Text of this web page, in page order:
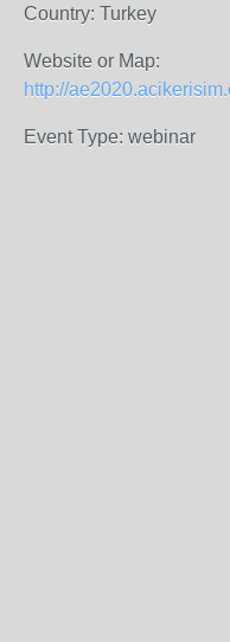
Country: Turkey
Website or Map:
http://
Event Type: webinar